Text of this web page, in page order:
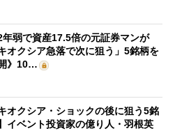
2年弱で資産17.5倍の元証券マンが
キオクシア急落で次に狙う」5銘柄を
》10…
キオクシア・ショックの後に狙う5銘
イベント投資家の億り人・羽根英